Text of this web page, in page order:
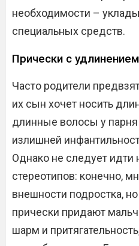
необходимости –
специальных средств.
Прически с удлинением
Часто родители
их сын хочет носить
длинные волосы у
излишней
Однако не следует идти
стереотипов: конечно,
внешности подростка,
прически придают
шарм и